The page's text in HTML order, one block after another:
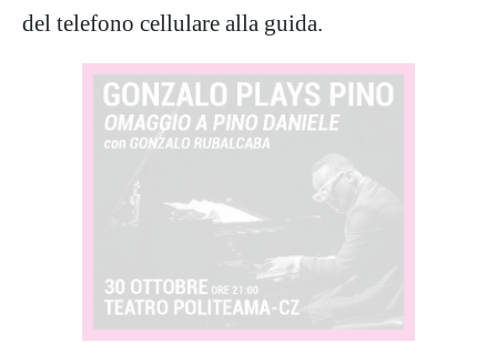
del telefono cellulare alla guida.